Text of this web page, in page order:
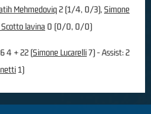
Mehmedoviq2 (1/4, 0/3), Simone
lavina 0 (0/0, 0/0)
4 + 22 (Simone Lucarelli7) - Assist: 2
1)